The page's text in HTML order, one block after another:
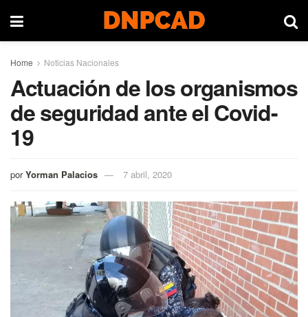
Home Noticias Nacionales
Actuación de los organismos
de seguridad ante el Covid-
19
por Yorman Palacios 7 abril, 2020